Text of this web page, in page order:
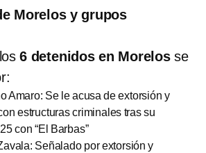
Morelos y grupos
6 detenidos en Morelosse
Amaro: Se le acusa de extorsión y
estructuras criminales tras su
con “El Barbas”
Señalado por extorsión y